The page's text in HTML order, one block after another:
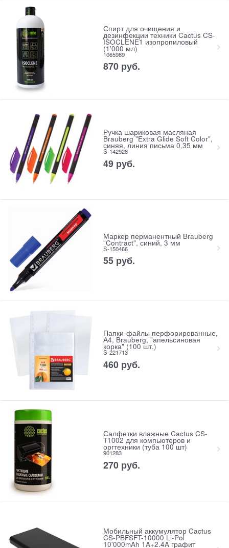
Спирт для очищения и
дезинфекции техники Cactus CS-
ISOCLENE1 изопропиловый
(1'000 мл)
1065989
870 руб.
Ручка шариковая масляная
Brauberg "Extra Glide Soft Color",
синяя, линия письма 0,35 мм
S-142928
49 руб.
Маркер перманентный Brauberg
"Contract", синий, 3 мм
S-150466
55 руб.
Папки-файлы перфорированные,
А4, Brauberg, "апельсиновая
корка" (100 шт.)
S-221713
460 руб.
Салфетки влажные Cactus CS-
T1002 для компьютеров и
оргтехники (туба 100 шт)
901283
270 руб.
Мобильный аккумулятор Cactus
CS-PBFSFT-10000 Li-Pol
10'000mAh 1A+2.4A графит